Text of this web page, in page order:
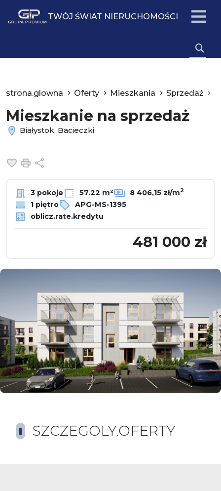
TWÓJ ŚWIAT NIERUCHOMOŚCI
strona.glowna Oferty Mieszkania Sprzedaż
Mieszkanie na sprzedaż
Białystok, Bacieczki
Dodaj do ulubionych
Drukuj
3 pokoje 57.22 m² 8 406,15 zł/m2
1 piętro
APG-MS-1395
oblicz.rate.kredytu
481 000 zł
SZCZEGOLY.OFERTY